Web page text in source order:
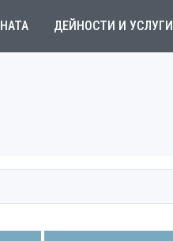
ДЕЙНОСТИ И УСЛУГИ